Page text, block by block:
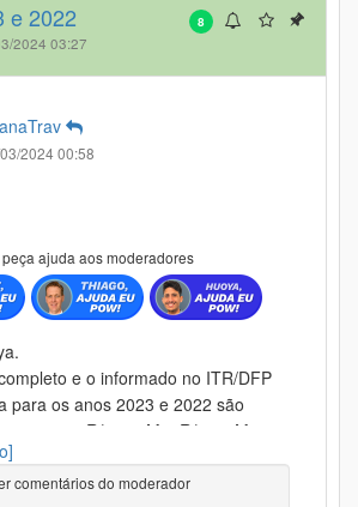
8
e 2022
2024 03:27
2024 00:58
ajuda aos moderadores
e o informado no ITR/DFP
para os anos 2023 e 2022 são
anos: R$ 174 M e R$ 507M
puder conferir, agradeço.
comentários do moderador